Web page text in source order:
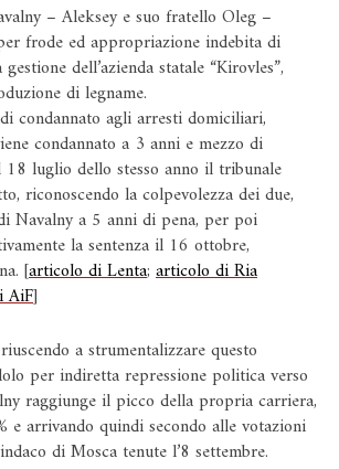
– Aleksey e suo fratello Oleg –
frode ed appropriazione indebita di
dell’azienda statale “Kirovles”,
di legname.
condannato agli arresti domiciliari,
condannato a 3 anni e mezzo di
18 luglio dello stesso anno il tribunale
riconoscendo la colpevolezza dei due,
Navalny a 5 anni di pena, per poi
la sentenza il 16 ottobre,
[articolo di Lenta; articolo di Ria
AiF]
a strumentalizzare questo
per indiretta repressione politica verso
raggiunge il picco della propria carriera,
e arrivando quindi secondo alle votazioni
di Mosca tenute l’8 settembre.